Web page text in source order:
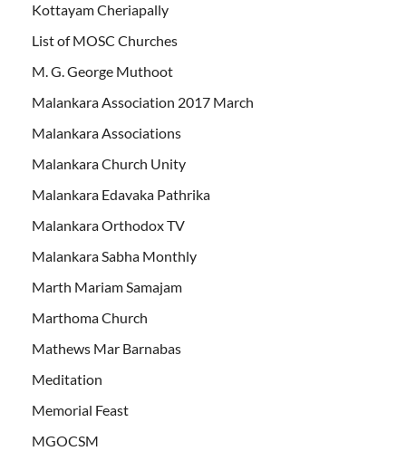
Kottayam Cheriapally
List of MOSC Churches
M. G. George Muthoot
Malankara Association 2017 March
Malankara Associations
Malankara Church Unity
Malankara Edavaka Pathrika
Malankara Orthodox TV
Malankara Sabha Monthly
Marth Mariam Samajam
Marthoma Church
Mathews Mar Barnabas
Meditation
Memorial Feast
MGOCSM